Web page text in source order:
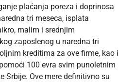
plaćanja poreza i doprinosa
tri meseca, isplata
malim i srednjim
zaposlenog u naredna tri
kreditima za ove firme, kao i
100 evra svim punoletnim
Srbije. Ove mere definitivno su